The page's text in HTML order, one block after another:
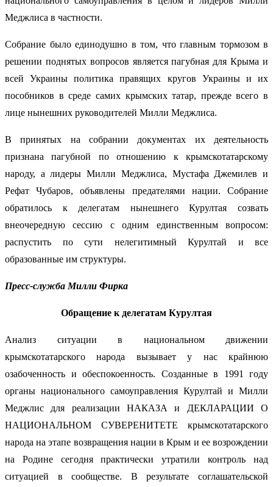
Меджлиса в частности.
Собрание было единодушно в том, что главным тормозом в
решении поднятых вопросов является пагубная для Крыма и
всей Украины политика правящих кругов Украины и их
пособников в среде самих крымских татар, прежде всего в
лице нынешних руководителей Милли Меджлиса.
В принятых на собрании документах их деятельность
признана пагубной по отношению к крымскотатарскому
народу, а лидеры Милли Меджлиса, Мустафа Джемилев и
Рефат Чубаров, объявлены предателями нации. Собрание
обратилось к делегатам нынешнего Курултая созвать
внеочередную сессию с одним единственным вопросом:
распустить по сути нелегитимный Курултай и все
образованные им структуры.
Пресс-служба Милли Фирка
Обращение к делегатам Курултая
Анализ ситуации в национальном движении
крымскотатарского народа вызывает у нас крайнюю
озабоченность и обеспокоенность. Созданные в 1991 году
органы национального самоуправления Курултай и Милли
Меджлис для реализации НАКАЗА и ДЕКЛАРАЦИИ О
НАЦИОНАЛЬНОМ СУВЕРЕНИТЕТЕ крымскотатарского
народа на этапе возвращения нации в Крым и ее возрождении
на Родине сегодня практически утратили контроль над
ситуацией в сообществе. В результате соглашательской